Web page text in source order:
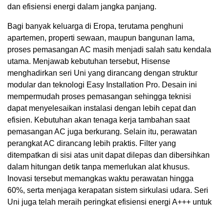
dan efisiensi energi dalam jangka panjang.
Bagi banyak keluarga di Eropa, terutama penghuni
apartemen, properti sewaan, maupun bangunan lama,
proses pemasangan AC masih menjadi salah satu kendala
utama. Menjawab kebutuhan tersebut, Hisense
menghadirkan seri Uni yang dirancang dengan struktur
modular dan teknologi Easy Installation Pro. Desain ini
mempermudah proses pemasangan sehingga teknisi
dapat menyelesaikan instalasi dengan lebih cepat dan
efisien. Kebutuhan akan tenaga kerja tambahan saat
pemasangan AC juga berkurang. Selain itu, perawatan
perangkat AC dirancang lebih praktis. Filter yang
ditempatkan di sisi atas unit dapat dilepas dan dibersihkan
dalam hitungan detik tanpa memerlukan alat khusus.
Inovasi tersebut memangkas waktu perawatan hingga
60%, serta menjaga kerapatan sistem sirkulasi udara. Seri
Uni juga telah meraih peringkat efisiensi energi A+++ untuk